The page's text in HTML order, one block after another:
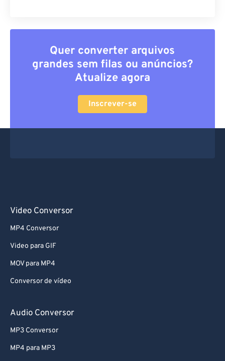
Quer converter arquivos
grandes sem filas ou anúncios?
Atualize agora
Inscrever-se
Video Conversor
MP4 Conversor
Video para GIF
MOV para MP4
Conversor de vídeo
Audio Conversor
MP3 Conversor
MP4 para MP3